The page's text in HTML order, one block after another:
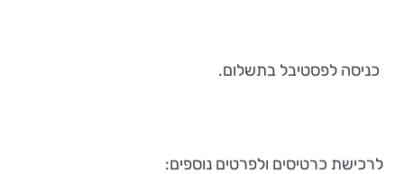
כניסה לפסטיבל בתשלום.
לרכישת כרטיסים ולפרטים נוספים: